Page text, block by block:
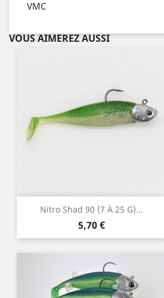
VMC
VOUS AIMEREZ AUSSI
Nitro Shad 90 (7 À 25 G)...
Prix
5,70 €